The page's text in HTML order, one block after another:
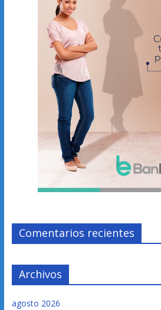
Comentarios recientes
Archivos
agosto 2026